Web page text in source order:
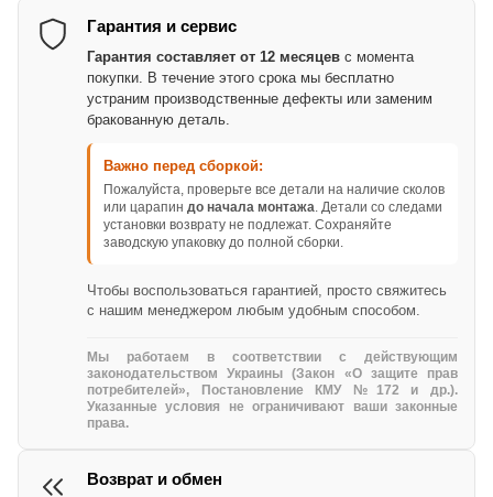
Гарантия и сервис
Гарантия составляет от 12 месяцев с момента
покупки. В течение этого срока мы бесплатно
устраним производственные дефекты или заменим
бракованную деталь.
Важно перед сборкой:
Пожалуйста, проверьте все детали на наличие сколов
или царапин до начала монтажа. Детали со следами
установки возврату не подлежат. Сохраняйте
заводскую упаковку до полной сборки.
Чтобы воспользоваться гарантией, просто свяжитесь
с нашим менеджером любым удобным способом.
Мы работаем в соответствии с действующим
законодательством Украины (Закон «О защите прав
потребителей», Постановление КМУ №172 и др.).
Указанные условия не ограничивают ваши законные
права.
Возврат и обмен